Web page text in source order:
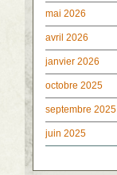
mai 2026
avril 2026
janvier 2026
octobre 2025
septembre 2025
juin 2025